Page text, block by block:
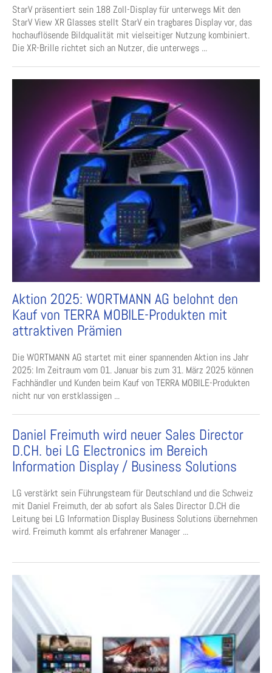
StarV präsentiert sein 188 Zoll-Display für unterwegs Mit den
StarV View XR Glasses stellt StarV ein tragbares Display vor, das
hochauflösende Bildqualität mit vielseitiger Nutzung kombiniert.
Die XR-Brille richtet sich an Nutzer, die unterwegs ...
Aktion 2025: WORTMANN AG belohnt den
Kauf von TERRA MOBILE-Produkten mit
attraktiven Prämien
Die WORTMANN AG startet mit einer spannenden Aktion ins Jahr
2025: Im Zeitraum vom 01. Januar bis zum 31. März 2025 können
Fachhändler und Kunden beim Kauf von TERRA MOBILE-Produkten
nicht nur von erstklassigen ...
Daniel Freimuth wird neuer Sales Director
D.CH. bei LG Electronics im Bereich
Information Display / Business Solutions
LG verstärkt sein Führungsteam für Deutschland und die Schweiz
mit Daniel Freimuth, der ab sofort als Sales Director D.CH die
Leitung bei LG Information Display Business Solutions übernehmen
wird. Freimuth kommt als erfahrener Manager ...